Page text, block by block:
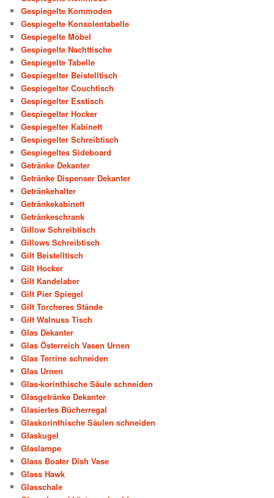
Gespiegelte Kommoden
Gespiegelte Konsolentabelle
Gespiegelte Möbel
Gespiegelte Nachttische
Gespiegelte Tabelle
Gespiegelter Beistelltisch
Gespiegelter Couchtisch
Gespiegelter Esstisch
Gespiegelter Hocker
Gespiegelter Kabinett
Gespiegelter Schreibtisch
Gespiegeltes Sideboard
Getränke Dekanter
Getränke Dispenser Dekanter
Getränkehalter
Getränkekabinett
Getränkeschrank
Gillow Schreibtisch
Gillows Schreibtisch
Gilt Beistelltisch
Gilt Hocker
Gilt Kandelaber
Gilt Pier Spiegel
Gilt Torcheres Stände
Gilt Walnuss Tisch
Glas Dekanter
Glas Österreich Vasen Urnen
Glas Terrine schneiden
Glas Urnen
Glas-korinthische Säule schneiden
Glasgetränke Dekanter
Glasiertes Bücherregal
Glaskorinthische Säulen schneiden
Glaskugel
Glaslampe
Glass Boater Dish Vase
Glass Hawk
Glasschale